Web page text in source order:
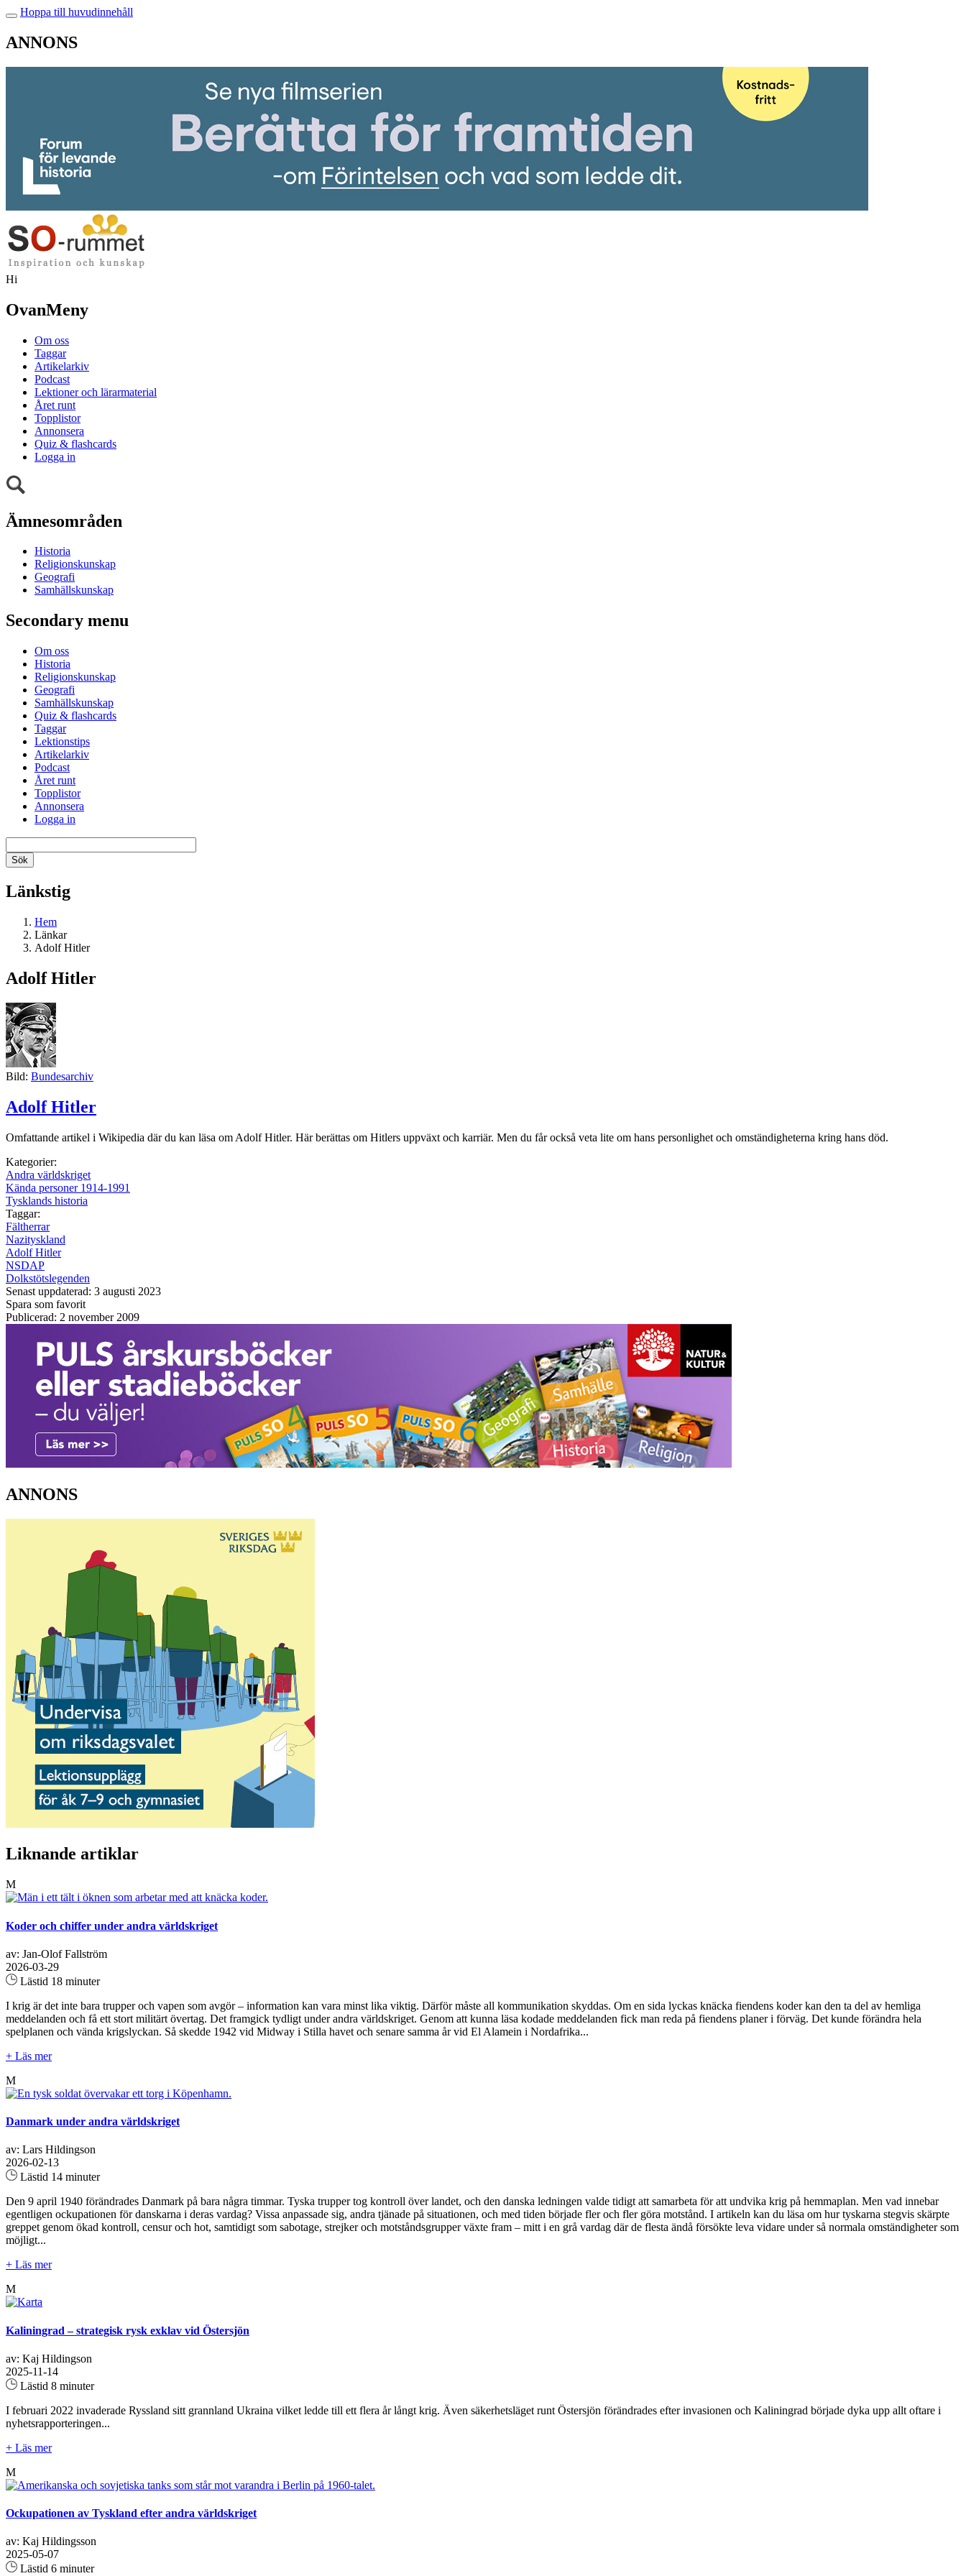
Hoppa till huvudinnehåll
ANNONS
Hi
OvanMeny
Om oss
Taggar
Artikelarkiv
Podcast
Lektioner och lärarmaterial
Året runt
Topplistor
Annonsera
Quiz & flashcards
Logga in
Ämnesområden
Historia
Religionskunskap
Geografi
Samhällskunskap
Secondary menu
Om oss
Historia
Religionskunskap
Geografi
Samhällskunskap
Quiz & flashcards
Taggar
Lektionstips
Artikelarkiv
Podcast
Året runt
Topplistor
Annonsera
Logga in
Länkstig
Hem
Länkar
Adolf Hitler
Adolf Hitler
Bild: Bundesarchiv
Adolf Hitler
Omfattande artikel i Wikipedia där du kan läsa om Adolf Hitler. Här berättas om Hitlers uppväxt och karriär. Men du får också veta lite om hans personlighet och omständigheterna kring hans död.
Kategorier:
Andra världskriget
Kända personer 1914-1991
Tysklands historia
Taggar:
Fältherrar
Nazityskland
Adolf Hitler
NSDAP
Dolkstötslegenden
Senast uppdaterad: 3 augusti 2023
Spara som favorit
Publicerad: 2 november 2009
ANNONS
Liknande artiklar
M
Koder och chiffer under andra världskriget
av: Jan-Olof Fallström
2026-03-29
Lästid 18 minuter
I krig är det inte bara trupper och vapen som avgör – information kan vara minst lika viktig. Därför måste all kommunikation skyddas. Om en sida lyckas knäcka fiendens koder kan den ta del av hemliga
meddelanden och få ett stort militärt övertag. Det framgick tydligt under andra världskriget. Genom att kunna läsa kodade meddelanden fick man reda på fiendens planer i förväg. Det kunde förändra hela
spelplanen och vända krigslyckan. Så skedde 1942 vid Midway i Stilla havet och senare samma år vid El Alamein i Nordafrika...
+ Läs mer
M
Danmark under andra världskriget
av: Lars Hildingson
2026-02-13
Lästid 14 minuter
Den 9 april 1940 förändrades Danmark på bara några timmar. Tyska trupper tog kontroll över landet, och den danska ledningen valde tidigt att samarbeta för att undvika krig på hemmaplan. Men vad innebar
egentligen ockupationen för danskarna i deras vardag? Vissa anpassade sig, andra tjänade på situationen, och med tiden började fler och fler göra motstånd. I artikeln kan du läsa om hur tyskarna stegvis skärpte
greppet genom ökad kontroll, censur och hot, samtidigt som sabotage, strejker och motståndsgrupper växte fram – mitt i en grå vardag där de flesta ändå försökte leva vidare under så normala omständigheter som
möjligt...
+ Läs mer
M
Kaliningrad – strategisk rysk exklav vid Östersjön
av: Kaj Hildingson
2025-11-14
Lästid 8 minuter
I februari 2022 invaderade Ryssland sitt grannland Ukraina vilket ledde till ett flera år långt krig. Även säkerhetsläget runt Östersjön förändrades efter invasionen och Kaliningrad började dyka upp allt oftare i
nyhetsrapporteringen...
+ Läs mer
M
Ockupationen av Tyskland efter andra världskriget
av: Kaj Hildingsson
2025-05-07
Lästid 6 minuter